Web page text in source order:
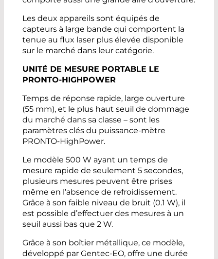
Les deux appareils sont équipés de
capteurs à large bande qui comportent la
tenue au flux laser plus élevée disponible
sur le marché dans leur catégorie.
UNITÉ DE MESURE PORTABLE LE
PRONTO-HIGHPOWER
Temps de réponse rapide, large ouverture
(55 mm), et le plus haut seuil de dommage
du marché dans sa classe – sont les
paramètres clés du puissance-mètre
PRONTO-HighPower.
Le modèle 500 W ayant un temps de
mesure rapide de seulement 5 secondes,
plusieurs mesures peuvent être prises
même en l’absence de refroidissement.
Grâce à son faible niveau de bruit (0.1 W), il
est possible d’effectuer des mesures à un
seuil aussi bas que 2 W.
Grâce à son boîtier métallique, ce modèle,
développé par Gentec-EO, offre une durée